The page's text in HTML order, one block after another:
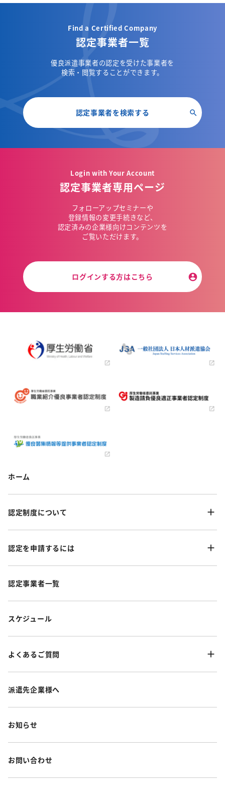
Find a Certified Company
認定事業者一覧
優良派遣事業者の認定を受けた事業者を
検索・閲覧することができます。
認定事業者を検索する
Login with Your Account
認定事業者専用ページ
フォローアップセミナーや
登録情報の変更手続きなど、
認定済みの企業様向けコンテンツを
ご覧いただけます。
ログインする方はこちら
ホーム
認定制度について
認定を申請するには
認定事業者一覧
スケジュール
よくあるご質問
派遣先企業様へ
お知らせ
お問い合わせ